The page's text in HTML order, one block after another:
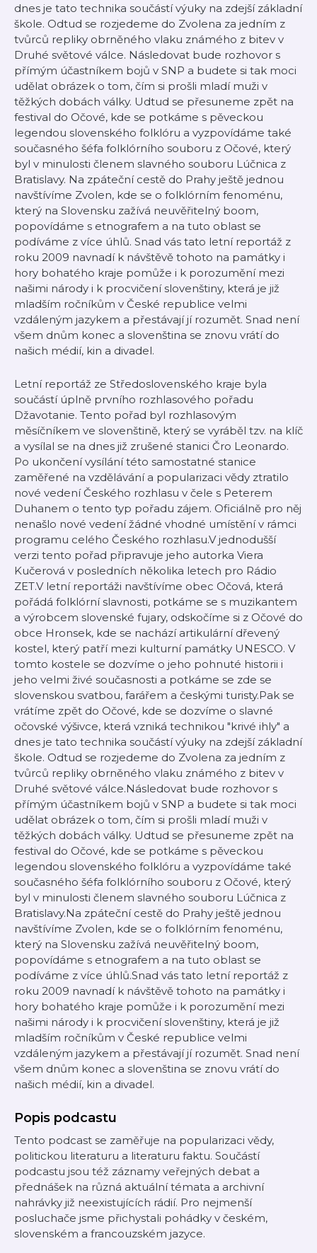
dnes je tato technika součástí výuky na zdejší základní
škole. Odtud se rozjedeme do Zvolena za jedním z
tvůrců repliky obrněného vlaku známého z bitev v
Druhé světové válce. Následovat bude rozhovor s
přímým účastníkem bojů v SNP a budete si tak moci
udělat obrázek o tom, čím si prošli mladí muži v
těžkých dobách války. Udtud se přesuneme zpět na
festival do Očové, kde se potkáme s pěveckou
legendou slovenského folklóru a vyzpovídáme také
současného šéfa folklórního souboru z Očové, který
byl v minulosti členem slavného souboru Lúčnica z
Bratislavy. Na zpáteční cestě do Prahy ještě jednou
navštívíme Zvolen, kde se o folklórním fenoménu,
který na Slovensku zažívá neuvěřitelný boom,
popovídáme s etnografem a na tuto oblast se
podíváme z více úhlů. Snad vás tato letní reportáž z
roku 2009 navnadí k návštěvě tohoto na památky i
hory bohatého kraje pomůže i k porozumění mezi
našimi národy i k procvičení slovenštiny, která je již
mladším ročníkům v České republice velmi
vzdáleným jazykem a přestávají jí rozumět. Snad není
všem dnům konec a slovenština se znovu vrátí do
našich médií, kin a divadel.
Letní reportáž ze Středoslovenského kraje byla
součástí úplně prvního rozhlasového pořadu
Džavotanie. Tento pořad byl rozhlasovým
měsíčníkem ve slovenštině, který se vyráběl tzv. na klíč
a vysílal se na dnes již zrušené stanici Čro Leonardo.
Po ukončení vysílání této samostatné stanice
zaměřené na vzdělávání a popularizaci vědy ztratilo
nové vedení Českého rozhlasu v čele s Peterem
Duhanem o tento typ pořadu zájem. Oficiálně pro něj
nenašlo nové vedení žádné vhodné umístění v rámci
programu celého Českého rozhlasu.V jednodušší
verzi tento pořad připravuje jeho autorka Viera
Kučerová v posledních několika letech pro Rádio
ZET.V letní reportáži navštívíme obec Očová, která
pořádá folklórní slavnosti, potkáme se s muzikantem
a výrobcem slovenské fujary, odskočíme si z Očové do
obce Hronsek, kde se nachází artikulární dřevený
kostel, který patří mezi kulturní památky UNESCO. V
tomto kostele se dozvíme o jeho pohnuté historii i
jeho velmi živé současnosti a potkáme se zde se
slovenskou svatbou, farářem a českými turisty.Pak se
vrátíme zpět do Očové, kde se dozvíme o slavné
očovské výšivce, která vzniká technikou "krivé ihly" a
dnes je tato technika součástí výuky na zdejší základní
škole. Odtud se rozjedeme do Zvolena za jedním z
tvůrců repliky obrněného vlaku známého z bitev v
Druhé světové válce.Následovat bude rozhovor s
přímým účastníkem bojů v SNP a budete si tak moci
udělat obrázek o tom, čím si prošli mladí muži v
těžkých dobách války. Udtud se přesuneme zpět na
festival do Očové, kde se potkáme s pěveckou
legendou slovenského folklóru a vyzpovídáme také
současného šéfa folklórního souboru z Očové, který
byl v minulosti členem slavného souboru Lúčnica z
Bratislavy.Na zpáteční cestě do Prahy ještě jednou
navštívíme Zvolen, kde se o folklórním fenoménu,
který na Slovensku zažívá neuvěřitelný boom,
popovídáme s etnografem a na tuto oblast se
podíváme z více úhlů.Snad vás tato letní reportáž z
roku 2009 navnadí k návštěvě tohoto na památky i
hory bohatého kraje pomůže i k porozumění mezi
našimi národy i k procvičení slovenštiny, která je již
mladším ročníkům v České republice velmi
vzdáleným jazykem a přestávají jí rozumět. Snad není
všem dnům konec a slovenština se znovu vrátí do
našich médií, kin a divadel.
Popis podcastu
Tento podcast se zaměřuje na popularizaci vědy,
politickou literaturu a literaturu faktu. Součástí
podcastu jsou též záznamy veřejných debat a
přednášek na různá aktuální témata a archivní
nahrávky již neexistujících rádií. Pro nejmenší
posluchače jsme přichystali pohádky v českém,
slovenském a francouzském jazyce.